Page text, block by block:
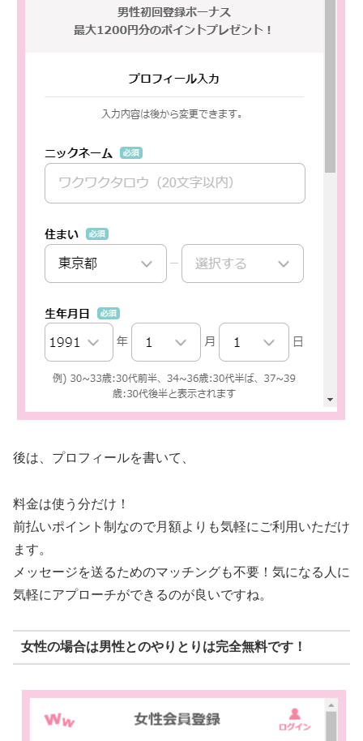
後は、プロフィールを書いて、
料金は使う分だけ！
前払いポイント制なので月額よりも気軽にご利用いただけ
ます。
メッセージを送るためのマッチングも不要！気になる人に
気軽にアプローチができるのが良いですね。
女性の場合は男性とのやりとりは完全無料です！